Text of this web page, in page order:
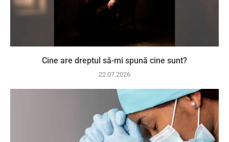
Cine are dreptul să-mi spună cine sunt?
22.07.2026